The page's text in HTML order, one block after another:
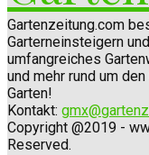
Gartenzeitung.com
Garterneinsteigern
umfangreiches
und mehr rund um
Garten!
Kontakt:
Copyright @2019 -
Reserved.